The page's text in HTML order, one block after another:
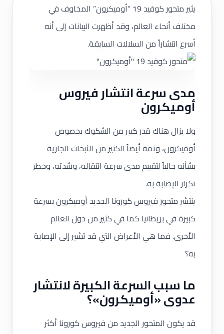
يثير متحور كوفيد 19 “أوميكرون” المخاوف في
مختلف أنحاء العالم، وقد أظهرت البيانات إلى أنه
أسرع انتشاراً من السلالات السابقة.
مدى سرعة انتشار فيروس
أوميكرون
ولا يزال هناك قدر كبير من الشكوك بخصوص
أوميكرون، وثمة أيضاً الكثير من الأبحاث الجارية
بشأنه حالياً لتقييم مدى سرعة انتقاله، وشدته، وخطر
تكرار الإصابة به.
ينتشر متحور فيروس كورونا الجديد أوميكرون بسرعة
كبيرة في بريطانيا كما في كثير من دول العالم
الأخرى. فما هي الأعراض التي قد تشير إلى الإصابة
به؟
ما سبب السرعة الكبيرة لانتشار
عدوى «أوميكرون»؟
قد يكون المتحور الجديد من فيروس كورونا أكثر